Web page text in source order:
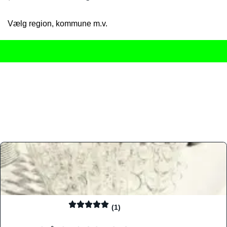
Vælg region, kommune m.v.
(1)